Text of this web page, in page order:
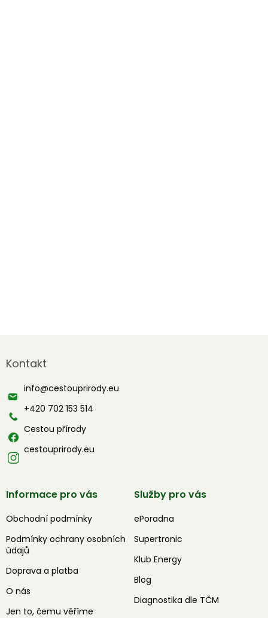
p
t
Kontakt
info@cestouprirody.eu
+420 702 153 514
Cestou přírody
cestouprirody.eu
Informace pro vás
Obchodní podmínky
Podmínky ochrany osobních
údajů
Doprava a platba
O nás
Jen to, čemu věříme
Služby pro vás
ePoradna
Supertronic
Klub Energy
Blog
Diagnostika dle TČM